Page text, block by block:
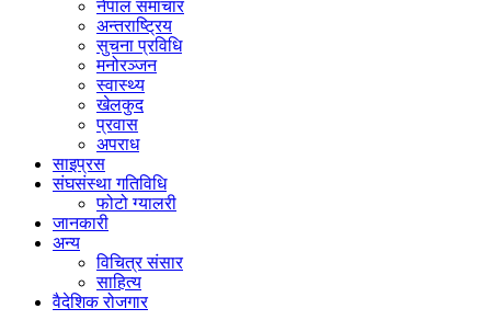
नेपाल समाचार
अन्तराष्ट्रिय
सुचना प्रविधि
मनोरञ्जन
स्वास्थ्य
खेलकुद
प्रवास
अपराध
साइप्रस
संघसंस्था गतिविधि
फोटो ग्यालरी
जानकारी
अन्य
विचित्र संसार
साहित्य
वैदेशिक रोजगार